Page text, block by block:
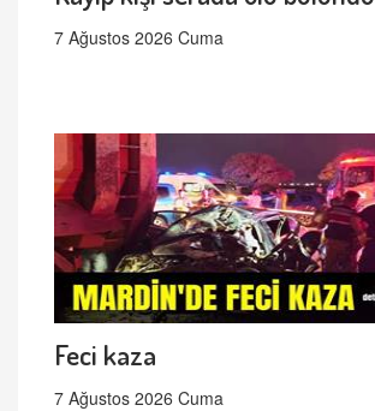
7 Ağustos 2026 Cuma
Feci kaza
7 Ağustos 2026 Cuma